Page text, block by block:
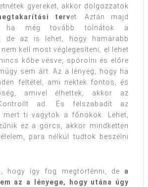
gyereket, akkor dolgozzatok
tervet. Aztán majd
ha még tovább tolnátok a
de az is lehet, hogy hamarabb
kell most véglegesíteni, el lehet
kőbe vésve, spórolni és előre
sem árt. Az a lényeg, hogy ha
feltétel, ami nektek fontos, és
amivel élhettek, akkor az
ad. És felszabadít az
mert ti vagytok a főnökök. Lehet,
ez a görcs, akkor mindketten
para nélkül tudtok beszélni
hogy így fog megtörténni, de a
az a lényege, hogy utána úgy